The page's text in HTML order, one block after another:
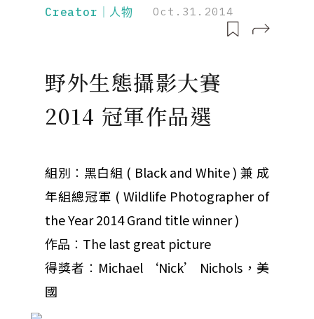
Creator｜人物 Oct.31.2014
野外生態攝影大賽
2014 冠軍作品選
組別︰黑白組 ( Black and White ) 兼 成
年組總冠軍 ( Wildlife Photographer of
the Year 2014 Grand title winner )
作品︰The last great picture
得獎者︰Michael ‘Nick’ Nichols，美
國